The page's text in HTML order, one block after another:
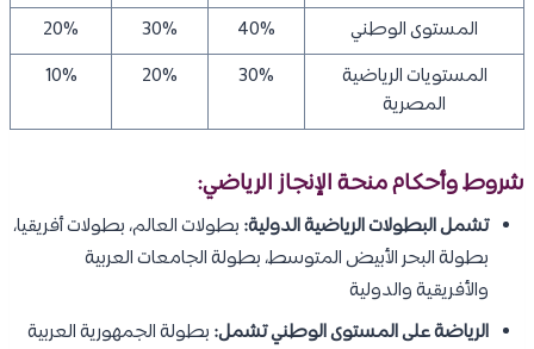
المستوى الوطني
40%
30%
20%
المستويات الرياضية
المصرية
30%
20%
10%
شروط وأحكام منحة الإنجاز الرياضي:
تشمل البطولات الرياضية الدولية: بطولات العالم، بطولات أفريقيا،
بطولة البحر الأبيض المتوسط، بطولة الجامعات العربية
والأفريقية والدولية
الرياضة على المستوى الوطني تشمل: بطولة الجمهورية العربية